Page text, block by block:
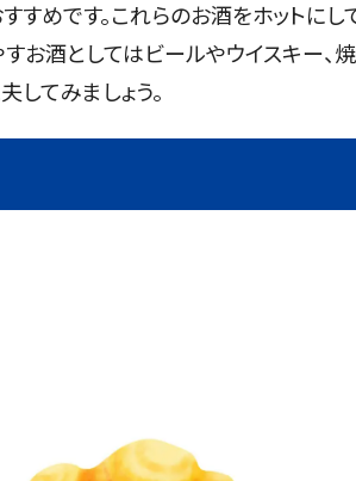
めです。これらのお酒をホットにし
お酒としてはビールやウイスキー、焼
てみましょう。